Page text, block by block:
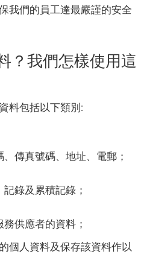
我們的員工達最嚴謹的安全
？我們怎樣使用這
料包括以下類別:
傳真號碼、地址、電郵；
錄及累積記錄；
供應者的資料；
個人資料及保存該資料作以